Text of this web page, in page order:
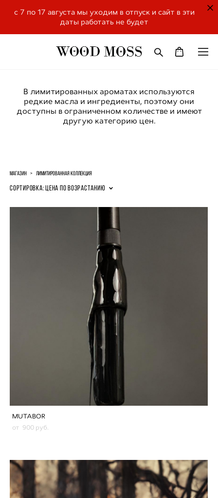
с 7 по 17 августа мы уходим в отпуск и сайт в эти
даты работать не будет
В лимитированных ароматах используются
редкие масла и ингредиенты, поэтому они
доступны в ограниченном количестве и имеют
другую категорию цен.
магазин > лимитированная коллекция
Сортировка:цена по возрастанию
MUTABOR
от 900 pуб.